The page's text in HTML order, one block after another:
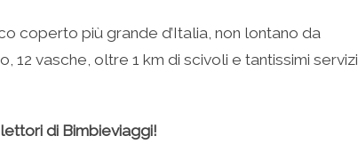
coperto più grande d’Italia, non lontano da
12 vasche, oltre 1 km di scivoli e tantissimi servizi
di Bimbieviaggi!